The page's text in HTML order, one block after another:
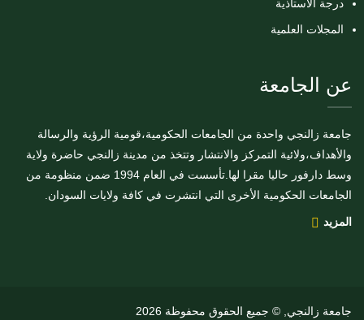
درجة الأستاذية
المجلات العلمية
عن الجامعة
جامعة زالنجي واحدة من الجامعات الحكومية،قومية الرؤية والرسالة
والأهداف،ولائية التمركز والانتشار وتتخذ من مدينة زالنجي حاضرة ولاية
وسط دارفور حاليا مقرا لها.تأسست في العام 1994 ضمن منظومة من
الجامعات الحكومية الأخرى التي انتشرت في كافة ولايات السودان.
المزيد
جامعة زالنجي, © جميع الحقوق محفوظة 2026